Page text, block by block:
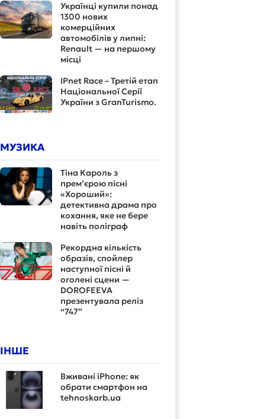
Українці купили понад
1300 нових
комерційних
автомобілів у липні:
Renault — на першому
місці
IPnet Race – Третій етап
Національної Серії
України з GranTurismo.
МУЗИКА
Тіна Кароль з
прем’єрою пісні
«Хороший»:
детективна драма про
кохання, яке не бере
навіть поліграф
Рекордна кількість
образів, спойлер
наступної пісні й
оголені сцени —
DOROFEEVA
презентувала реліз
“747”
ІНШЕ
Вживані iPhone: як
обрати смартфон на
tehnoskarb.ua